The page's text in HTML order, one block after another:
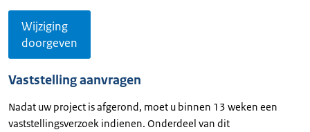
Wijziging
doorgeven
Vaststelling aanvragen
Nadat uw project is afgerond, moet u binnen 13 weken een
vaststellingsverzoek indienen. Onderdeel van dit